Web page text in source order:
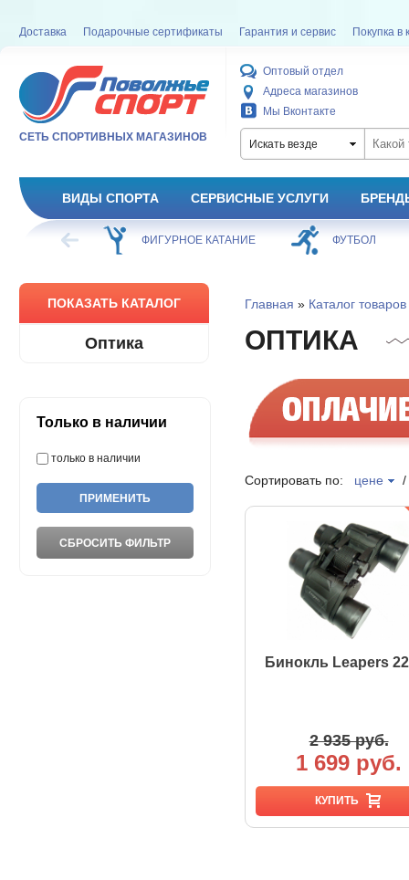
Доставка Подарочные сертификаты Гарантия и сервис Покупка в
СЕТЬ СПОРТИВНЫХ МАГАЗИНОВ
Оптовый отдел
Адреса магазинов
Мы Вконтакте
Искать везде
ВИДЫ СПОРТА СЕРВИСНЫЕ УСЛУГИ
ХОККЕЙ ФИГУРНОЕ КАТАНИЕ ФУТБОЛ
ПОКАЗАТЬ КАТАЛОГ
Оптика
Только в наличии
только в наличии
Главная » Каталог товаров
ОПТИКА
Сортировать по: цене
Бинокль Leapers
2 935 руб.
1 699 руб.
КУПИТЬ